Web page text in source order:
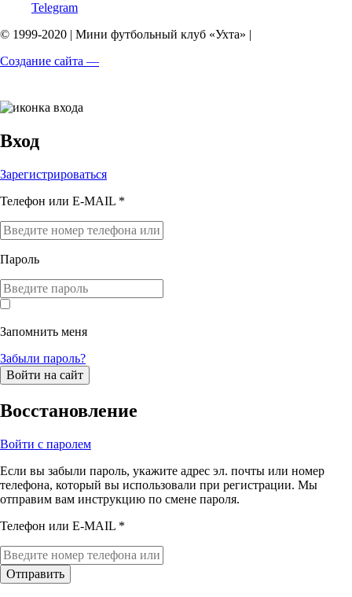
Telegram
© 1999-2020 | Мини футбольный клуб «Ухта» |
Создание сайта —
Вход
Зарегистрироваться
Телефон или E-MAIL *
Пароль
Запомнить меня
Забыли пароль?
Войти на сайт
Восстановление
Войти с паролем
Если вы забыли пароль, укажите адрес эл. почты или номер
телефона, который вы использовали при регистрации. Мы
отправим вам инструкцию по смене пароля.
Телефон или E-MAIL *
Отправить